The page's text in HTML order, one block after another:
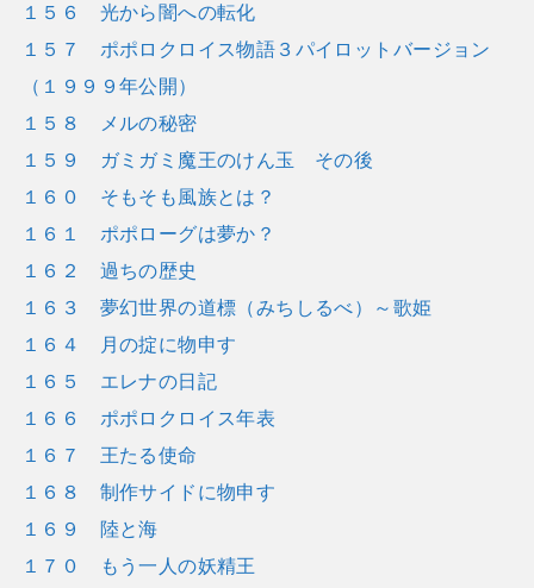
１５６ 光から闇への転化
１５７ ポポロクロイス物語３パイロットバージョン
（１９９９年公開）
１５８ メルの秘密
１５９ ガミガミ魔王のけん玉 その後
１６０ そもそも風族とは？
１６１ ポポローグは夢か？
１６２ 過ちの歴史
１６３ 夢幻世界の道標（みちしるべ）～歌姫
１６４ 月の掟に物申す
１６５ エレナの日記
１６６ ポポロクロイス年表
１６７ 王たる使命
１６８ 制作サイドに物申す
１６９ 陸と海
１７０ もう一人の妖精王